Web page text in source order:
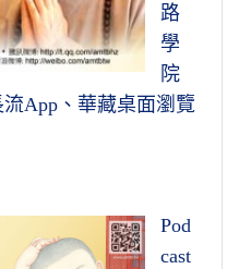
路
學
院
App、華藏桌面瀏覽
Pod
cast